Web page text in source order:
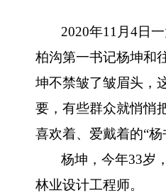
2020年11月4日一
柏沟第一书记杨坤和
坤不禁皱了皱眉头，
要，有些群众就悄悄
喜欢着、爱戴着的“杨
杨坤，今年33岁
林业设计工程师。